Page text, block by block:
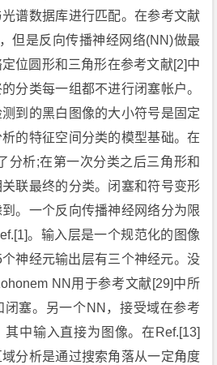
谱数据库进行匹配。在参考文献
但是反向传播神经网络(NN)做最
位圆形和三角形在参考文献[2]中
分类每一组都不进行闭塞帐户。
到的黑白图像的大小符号是固定
的特征空间分类的模型基础。在
分析;在第一次分类之后三角形和
联最终的分类。闭塞和符号变形
。一个反向传播神经网络分为限
。输入层是一个规范化的图像
神经元输出层有三个神经元。没
NN用于参考文献[29]中所
塞。另一个NN，接受域在参考
中输入直接为图像。在Ref.[13]
分析是通过搜索角落从一定角度